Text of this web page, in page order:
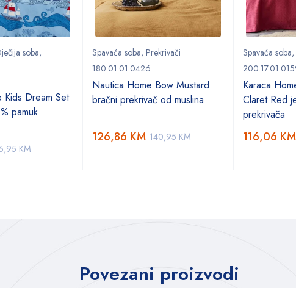
soba,
Kids Dream Set
pamuk
KM
Spavaća soba, Prekrivači
180.01.01.0426
Nautica Home Bow Mustard
bračni prekrivač od muslina
140,95KM
126,86 KM
Spavaća soba,
Karaca
Claret Red
prekrivača
116,06 KM
Povezani proizvodi